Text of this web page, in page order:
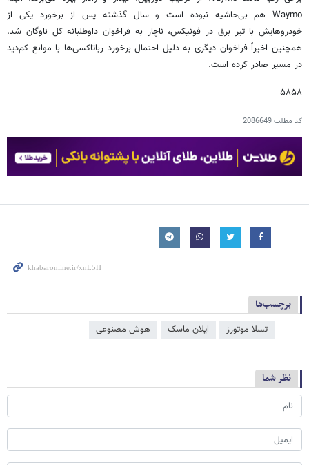
Waymo هم بی‌حاشیه نبوده است و سال گذشته پس از برخورد یکی از
خودروهایش با تیر برق در فونیکس، ناچار به فراخوان داوطلبانه کل ناوگان شد.
همچنین اخیراً فراخوان دیگری به دلیل احتمال برخورد رباتاکسی‌ها با موانع کم‌دید
در مسیر صادر کرده است.
۵۸۵۸
کد مطلب2086649
برچسب‌ها
تسلا موتورز ایلان ماسک هوش مصنوعی
نظر شما